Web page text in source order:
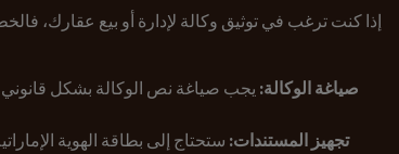
إذا كنت ترغب في توثيق وكالة لإدارة أو بيع
صياغة الوكالة: يجب صياغة نص الوكالة بشكل قانوني
تجهيز المستندات: ستحتاج إلى بطاقة الهوية